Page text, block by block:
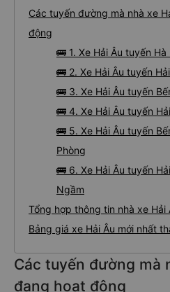
Các tuyến đường mà nhà xe
động
🚌 1. Xe Hải Âu tuyến
🚌 2. Xe Hải Âu tuyến
🚌 3. Xe Hải Âu tuyến
🚌 4. Xe Hải Âu tuyến
🚌 5. Xe Hải Âu tuyến
Phòng
🚌 6. Xe Hải Âu tuyến
Ngầm
Tổng hợp thông tin nhà xe Hải
Bảng giá xe Hải Âu mới nhất
Các tuyến đường mà
đang hoạt động